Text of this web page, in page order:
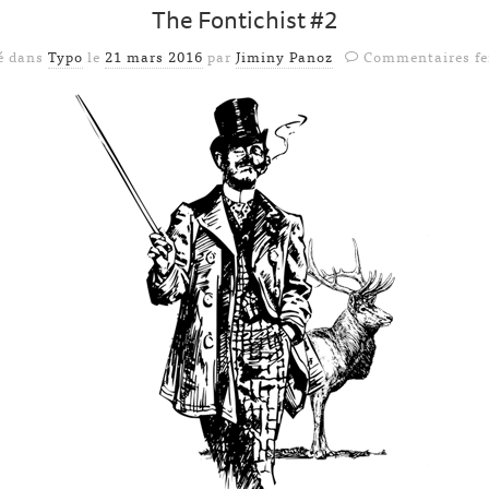
The Fontichist #2
dans Typo le 21 mars 2016 par Jiminy Panoz Commentaires